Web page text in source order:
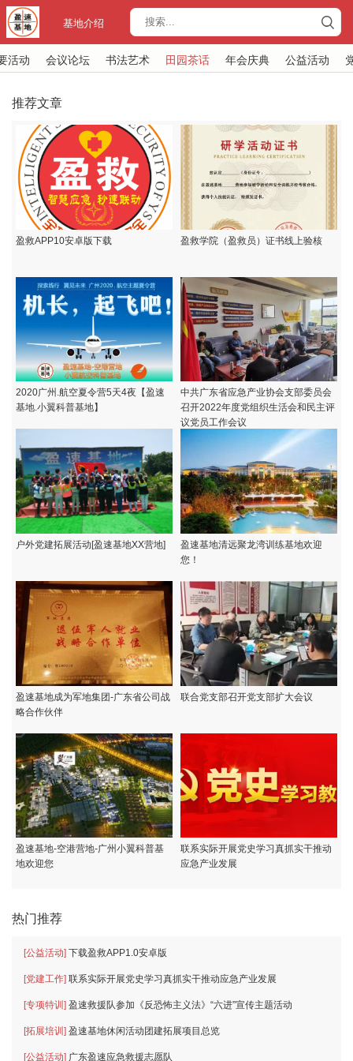
基地介绍
活动 会议论坛 书法艺术 田园茶话 年会庆典 公益活动
推荐文章
盈救APP10安卓版下载 盈救学院（盈救员）证书线上验核
2020广州.航空夏令营5天4夜【盈速
基地.小翼科普基地】
中共广东省应急产业协会支部委员会
召开2022年度党组织生活会和民主评
议党员工作会议
户外党建拓展活动[盈速基地XX营地]
盈速基地清远聚龙湾训练基地欢迎
您！
盈速基地成为军地集团-广东省公司战
略合作伙伴
联合党支部召开党支部扩大会议
盈速基地-空港营地-广州小翼科普基
地欢迎您
联系实际开展党史学习真抓实干推动
应急产业发展
热门推荐
[公益活动] 下载盈救APP1.0安卓版
[党建工作] 联系实际开展党史学习真抓实干推动应急产业发展
[专项特训] 盈速救援队参加《反恐怖主义法》“六进”宣传主题活动
[拓展培训] 盈速基地休闲活动团建拓展项目总览
[公益活动] 广东盈速应急救援志愿队